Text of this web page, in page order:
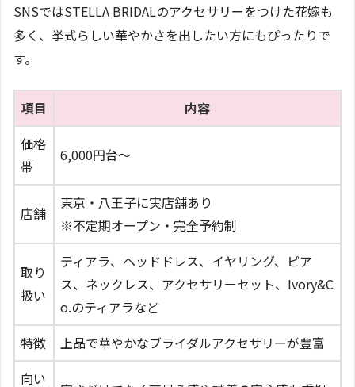
SNSではSTELLA BRIDALのアクセサリーをつけた花嫁も
多く、挙式らしい華やかさを出したい方にもぴったりで
す。
項目
内容
価格
帯
6,000円台〜
店舗
東京・八王子に実店舗あり
※不定期オープン・完全予約制
取り
扱い
ティアラ、ヘッドドレス、イヤリング、ピア
ス、ネックレス、アクセサリーセット、Ivory&C
o.のティアラなど
特徴
上品で華やかなブライダルアクセサリーが豊富
向い